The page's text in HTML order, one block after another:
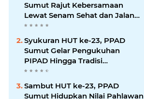
Sumut Rajut Kebersamaan
Lewat Senam Sehat dan Jalan
Santai di Mako Bekangdam I/BB
Syukuran HUT ke-23, PPAD
Sumut Gelar Pengukuhan
PIPAD Hingga Tradisi
Kekeluargaan
Sambut HUT ke-23, PPAD
Sumut Hidupkan Nilai Pahlawan